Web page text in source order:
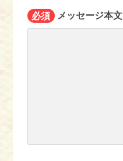
必須 メッセージ本文